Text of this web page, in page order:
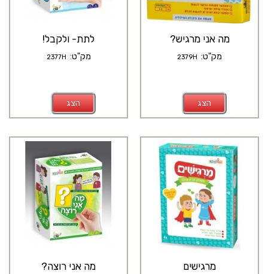
לתת- ולקבל!
מק"ט: 2377H
הצג
מה אני מרגיש?
מק"ט: 2379H
הצג
מה אני רוצה? מרגישים